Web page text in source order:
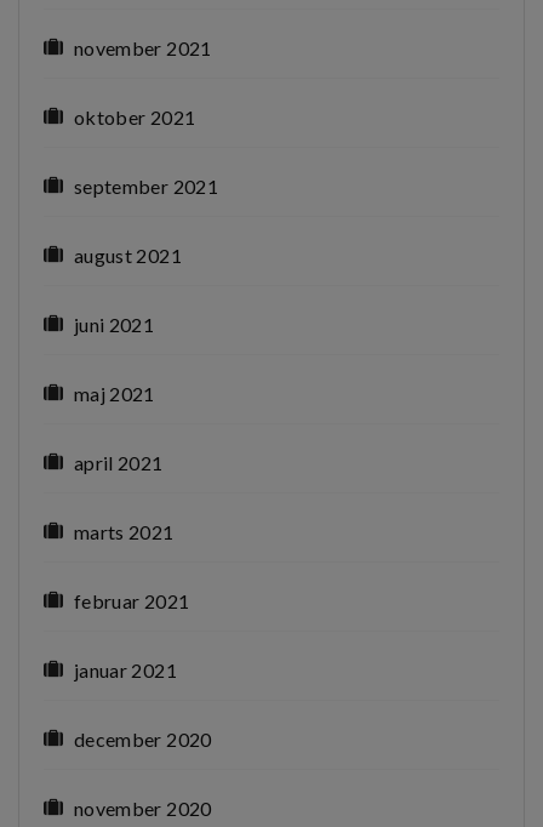
november 2021
oktober 2021
september 2021
august 2021
juni 2021
maj 2021
april 2021
marts 2021
februar 2021
januar 2021
december 2020
november 2020